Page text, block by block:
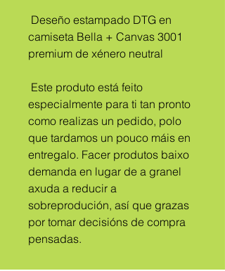
camiseta Bella + Canvas 3001
premium de xénero neutral
especialmente para ti tan pronto
como realizas un pedido, polo
que tardamos un pouco máis en
entregalo. Facer produtos baixo
demanda en lugar de a granel
axuda a reducir a
sobreprodución, así que grazas
por tomar decisións de compra
pensadas.